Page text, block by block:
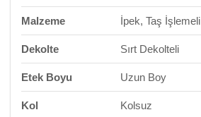
Malzeme İpek, Taş İşlemeli
Dekolte Sırt Dekolteli
Etek Boyu Uzun Boy
Kol Kolsuz